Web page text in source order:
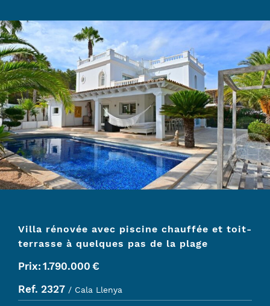
Villa rénovée avec piscine chauffée et toit-
terrasse à quelques pas de la plage
Prix: 1.790.000 €
Ref. 2327 / Cala Llenya